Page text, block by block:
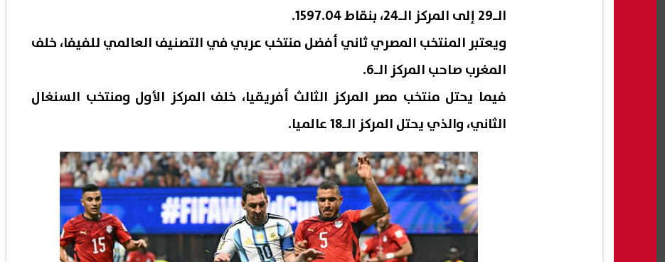
الـ29 إلى المركز الـ24، بنقاط 1597.04.
ويعتبر المنتخب المصري ثاني أفضل منتخب عربي في التصنيف العالمي للفيفا، خلف
المغرب صاحب المركز الـ6.
فيما يحتل منتخب مصر المركز الثالث أفريقيا، خلف المركز الأول ومنتخب السنغال
الثاني، والذي يحتل المركز الـ18 عالميا.
«تربوي» يقدم نصائح نفسية لطلاب
الثانوية العامة 2026 لاختيار الكلية
كيفية إعادة تشغيل بطاقة التموين
بعد إيقافها؟ خطوات تقديم طلب
التظلم
الأحد المقبل.. آخر موعد لتسجيل رغبات
المرحلة الأولى للتنسيق الإلكتروني